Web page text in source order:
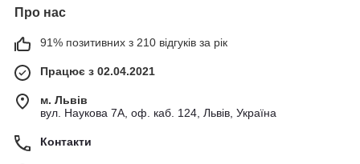
Про нас
91% позитивних з 210 відгуків за рік
Працює з 02.04.2021
м. Львів
вул. Наукова 7А, оф. каб. 124, Львів, Україна
Контакти